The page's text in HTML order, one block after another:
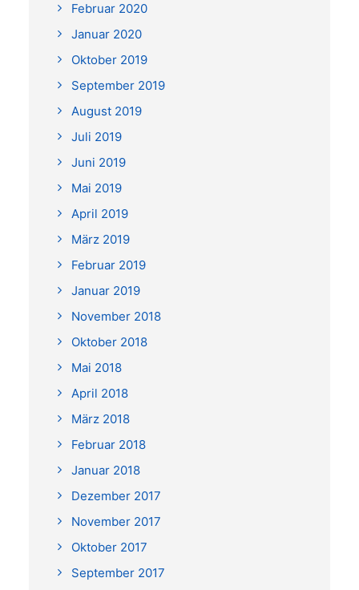
Februar 2020
Januar 2020
Oktober 2019
September 2019
August 2019
Juli 2019
Juni 2019
Mai 2019
April 2019
März 2019
Februar 2019
Januar 2019
November 2018
Oktober 2018
Mai 2018
April 2018
März 2018
Februar 2018
Januar 2018
Dezember 2017
November 2017
Oktober 2017
September 2017